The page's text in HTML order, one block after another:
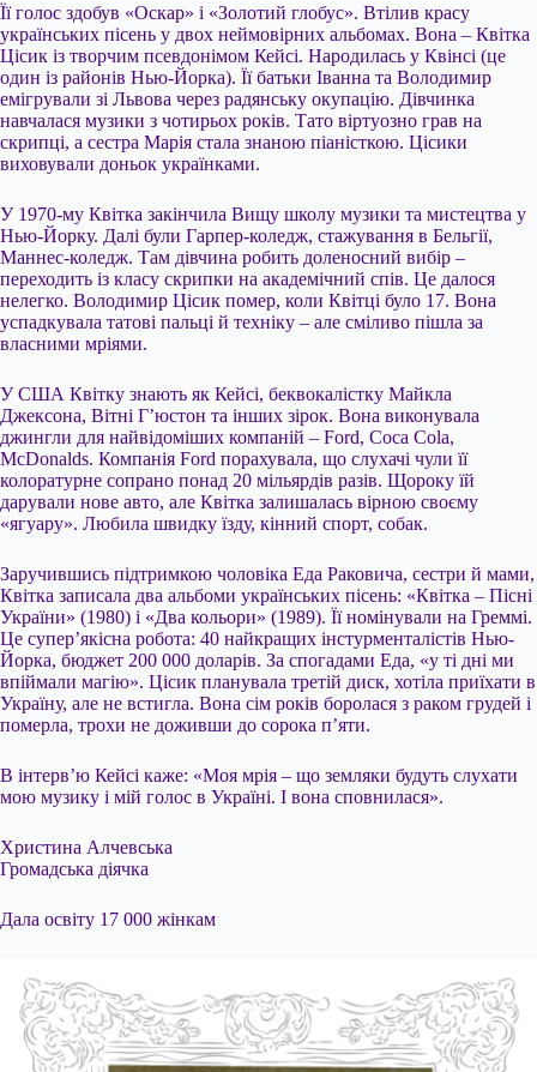
Її голос здобув «Оскар» і «Золотий глобус». Втілив красу
українських пісень у двох неймовірних альбомах. Вона – Квітка
Цісик із творчим псевдонімом Кейсі. Народилась у Квінсі (це
один із районів Нью-Йорка). Її батьки Іванна та Володимир
емігрували зі Львова через радянську окупацію. Дівчинка
навчалася музики з чотирьох років. Тато віртуозно грав на
скрипці, а сестра Марія стала знаною піаністкою. Цісики
виховували доньок українками.
У 1970-му Квітка закінчила Вищу школу музики та мистецтва у
Нью-Йорку. Далі були Гарпер-коледж, стажування в Бельгії,
Маннес-коледж. Там дівчина робить доленосний вибір –
переходить із класу скрипки на академічний спів. Це далося
нелегко. Володимир Цісик помер, коли Квітці було 17. Вона
успадкувала татові пальці й техніку – але сміливо пішла за
власними мріями.
У США Квітку знають як Кейсі, беквокалістку Майкла
Джексона, Вітні Г’юстон та інших зірок. Вона виконувала
джингли для найвідоміших компаній – Ford, Coca Cola,
McDonalds. Компанія Ford порахувала, що слухачі чули її
колоратурне сопрано понад 20 мільярдів разів. Щороку їй
дарували нове авто, але Квітка залишалась вірною своєму
«ягуару». Любила швидку їзду, кінний спорт, собак.
Заручившись підтримкою чоловіка Еда Раковича, сестри й мами,
Квітка записала два альбоми українських пісень: «Квітка – Пісні
України» (1980) і «Два кольори» (1989). Її номінували на Греммі.
Це супер’якісна робота: 40 найкращих інстурменталістів Нью-
Йорка, бюджет 200 000 доларів. За спогадами Еда, «у ті дні ми
впіймали магію». Цісик планувала третій диск, хотіла приїхати в
Україну, але не встигла. Вона сім років боролася з раком грудей і
померла, трохи не доживши до сорока п’яти.
В інтерв’ю Кейсі каже: «Моя мрія – що земляки будуть слухати
мою музику і мій голос в Україні. І вона сповнилася».
Христина Алчевська
Громадська діячка
Дала освіту 17 000 жінкам